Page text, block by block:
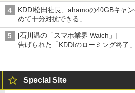
KDDI松田社長、ahamoの40GBキャ
めて十分対抗できる」
[石川温の「スマホ業界 Watch」]
告げられた「KDDIのローミング終了
Special Site